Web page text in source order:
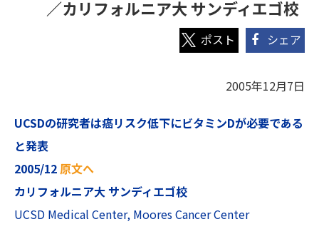
／カリフォルニア大 サンディエゴ校
シェア
2005年12月7日
UCSDの研究者は癌リスク低下にビタミンDが必要である
と発表
2005/12原文へ
カリフォルニア大 サンディエゴ校
UCSD Medical Center, Moores Cancer Center